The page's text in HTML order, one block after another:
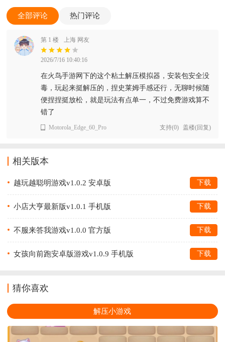
全部评论 热门评论
第 1 楼 上海 网友
2026/7/16 10:40:16
在火鸟手游网下的这个粘土解压模拟器，安装包安全没
毒，玩起来挺解压的，捏史莱姆手感还行，无聊时候随
便捏捏挺放松，就是玩法有点单一，不过免费游戏算不
错了
Motorola_Edge_60_Pro 支持(0) 盖楼(回复)
相关版本
越玩越聪明游戏v1.0.2 安卓版 下载
小店大亨最新版v1.0.1 手机版 下载
不服来答我游戏v1.0.0 官方版 下载
女孩向前跑安卓版游戏v1.0.9 手机版 下载
猜你喜欢
解压小游戏